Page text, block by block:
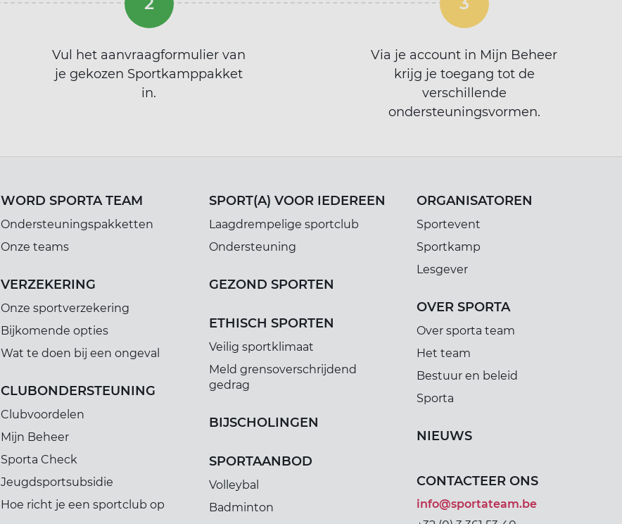
Vul het aanvraagformulier van
je gekozen Sportkamppakket
in.
Via je account in Mijn Beheer
krijg je toegang tot de
verschillende
ondersteuningsvormen.
WORD SPORTA TEAM
Ondersteuningspakketten
Onze teams
VERZEKERING
Onze sportverzekering
Bijkomende opties
Wat te doen bij een ongeval
CLUBONDERSTEUNING
Clubvoordelen
Mijn Beheer
Sporta Check
Jeugdsportsubsidie
Hoe richt je een sportclub op
SPORT(A) VOOR IEDEREEN
Laagdrempelige sportclub
Ondersteuning
GEZOND SPORTEN
ETHISCH SPORTEN
Veilig sportklimaat
Meld grensoverschrijdend
gedrag
BIJSCHOLINGEN
SPORTAANBOD
Volleybal
Badminton
ORGANISATOREN
Sportevent
Sportkamp
Lesgever
OVER SPORTA
Over sporta team
Het team
Bestuur en beleid
Sporta
NIEUWS
CONTACTEER ONS
info@sportateam.be